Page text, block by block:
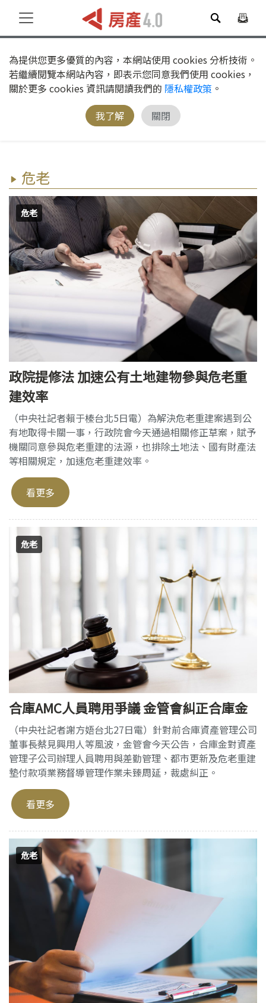
為提供您更多優質的內容，本網站使用 cookies 分析技術。
若繼續閱覽本網站內容，即表示您同意我們使用 cookies，
關於更多 cookies 資訊請閱讀我們的 隱私權政策 。
我了解
關閉
危老
危老
政院提修法 加速公有土地建物參與危老重
建效率
（中央社記者賴于榛台北5日電）為解決危老重建案遇到公
有地取得卡關一事，行政院會今天通過相關修正草案，賦予
機關同意參與危老重建的法源，也排除土地法、國有財產法
等相關規定，加速危老重建效率。
看更多
危老
合庫AMC人員聘用爭議 金管會糾正合庫金
（中央社記者謝方娪台北27日電）針對前合庫資產管理公司
董事長蔡見興用人等風波，金管會今天公告，合庫金對資產
管理子公司辦理人員聘用與差勤管理、都市更新及危老重建
墊付款項業務督導管理作業未臻周延，裁處糾正。
看更多
危老